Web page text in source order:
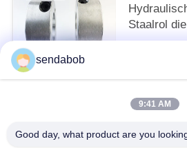
Staalrol
sendabob
9:41 AM
Good day, what product are you